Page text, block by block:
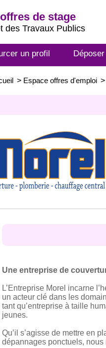
de stage
des Travaux Publics
un profil
> Espace offres d'emploi >
Une entreprise de
L’Entreprise Morel incarne
un acteur clé dans les
tant qu’entreprise à taille
jeunes.
Qu’il s’agisse de mettre en
dépannages ponctuels, nous